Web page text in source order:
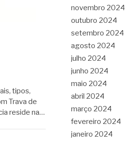
tipos,
Trava de
reside na…
novembro 2024
outubro 2024
setembro 2024
agosto 2024
julho 2024
junho 2024
maio 2024
abril 2024
março 2024
fevereiro 2024
janeiro 2024